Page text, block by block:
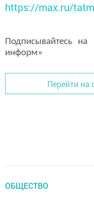
https://max.ru/
Подписывайтесь
информ»
Перейти на
ОБЩЕСТВО